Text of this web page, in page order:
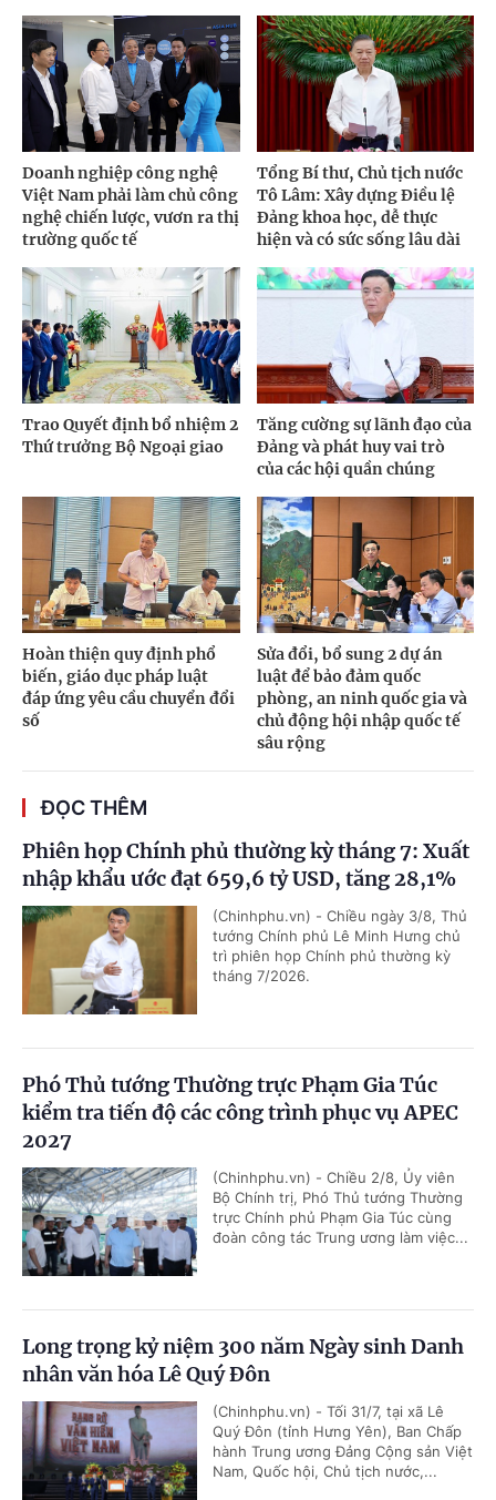
Doanh nghiệp công nghệ
Việt Nam phải làm chủ công
nghệ chiến lược, vươn ra thị
trường quốc tế
Tổng Bí thư, Chủ tịch nước
Tô Lâm: Xây dựng Điều lệ
Đảng khoa học, dễ thực
hiện và có sức sống lâu dài
Trao Quyết định bổ nhiệm 2
Thứ trưởng Bộ Ngoại giao
Tăng cường sự lãnh đạo của
Đảng và phát huy vai trò
của các hội quần chúng
Hoàn thiện quy định phổ
biến, giáo dục pháp luật
đáp ứng yêu cầu chuyển đổi
số
Sửa đổi, bổ sung 2 dự án
luật để bảo đảm quốc
phòng, an ninh quốc gia và
chủ động hội nhập quốc tế
sâu rộng
ĐỌC THÊM
Phiên họp Chính phủ thường kỳ tháng 7: Xuất
nhập khẩu ước đạt 659,6 tỷ USD, tăng 28,1%
(Chinhphu.vn) - Chiều ngày 3/8, Thủ
tướng Chính phủ Lê Minh Hưng chủ
trì phiên họp Chính phủ thường kỳ
tháng 7/2026.
Phó Thủ tướng Thường trực Phạm Gia Túc
kiểm tra tiến độ các công trình phục vụ APEC
2027
(Chinhphu.vn) - Chiều 2/8, Ủy viên
Bộ Chính trị, Phó Thủ tướng Thường
trực Chính phủ Phạm Gia Túc cùng
đoàn công tác Trung ương làm việc...
Long trọng kỷ niệm 300 năm Ngày sinh Danh
nhân văn hóa Lê Quý Đôn
(Chinhphu.vn) - Tối 31/7, tại xã Lê
Quý Đôn (tỉnh Hưng Yên), Ban Chấp
hành Trung ương Đảng Cộng sản Việt
Nam, Quốc hội, Chủ tịch nước,...